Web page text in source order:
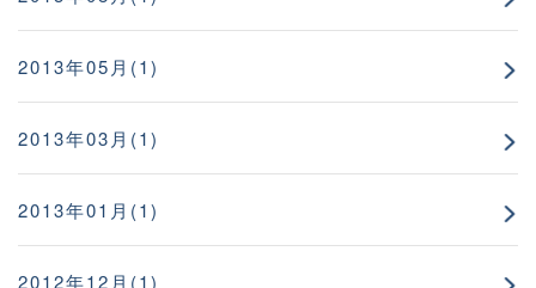
2013年05月(1)
2013年03月(1)
2013年01月(1)
2012年12月(1)